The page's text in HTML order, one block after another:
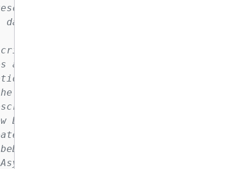
method.
and uses the parameter group.
method.
available for the selected engine and
method.
CreateDBInstanceAsync method.
method.
DB cluster.
method.
method.
method.